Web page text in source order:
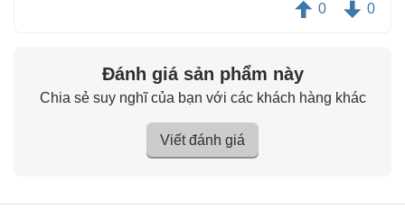
0
0
Đánh giá sản phẩm này
Chia sẻ suy nghĩ của bạn với các khách hàng khác
Viết đánh giá